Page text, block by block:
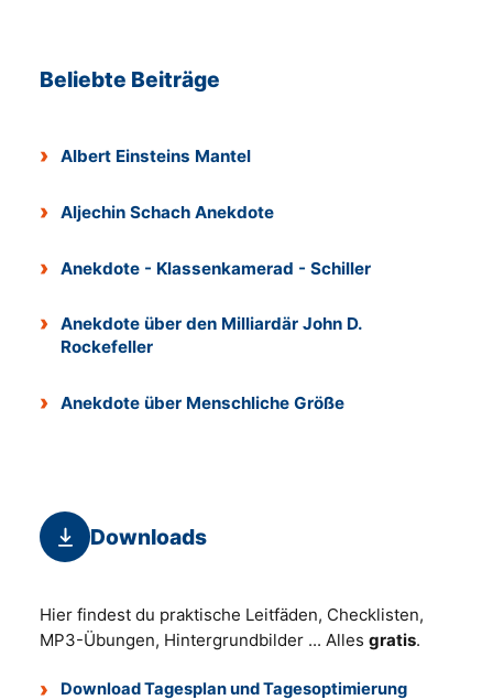
Beliebte Beiträge
Albert Einsteins Mantel
Aljechin Schach Anekdote
Anekdote - Klassenkamerad - Schiller
Anekdote über den Milliardär John D.
Rockefeller
Anekdote über Menschliche Größe
Downloads
Hier findest du praktische Leitfäden, Checklisten,
MP3-Übungen, Hintergrundbilder ... Alles gratis.
Download Tagesplan und Tagesoptimierung